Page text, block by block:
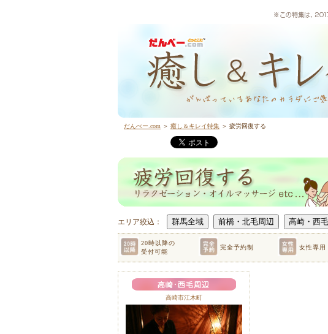
だんべー.com ＞ 癒し＆キレイ特集 ＞ 疲労回復する
エリア絞込：
20時以降の
受付可能
完全予約制 女性専用
高崎市江木町